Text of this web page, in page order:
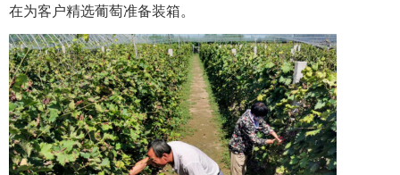
在为客户精选葡萄准备装箱。